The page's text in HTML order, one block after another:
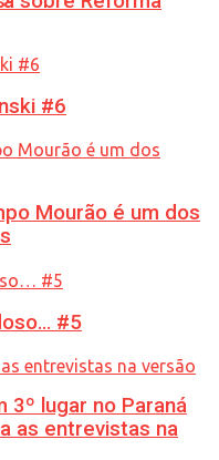
3º lugar no Paraná
#6
Mourão é um dos
#5
as entrevistas na